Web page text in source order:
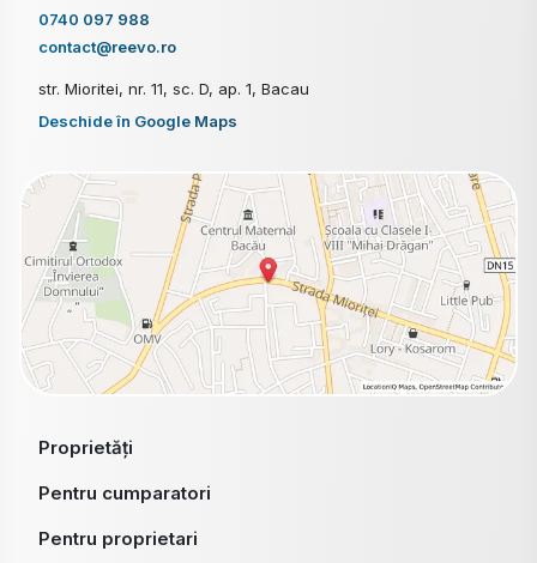
0740 097 988
contact@reevo.ro
str. Mioritei, nr. 11, sc. D, ap. 1, Bacau
Deschide în Google Maps
Proprietăți
Pentru cumparatori
Pentru proprietari